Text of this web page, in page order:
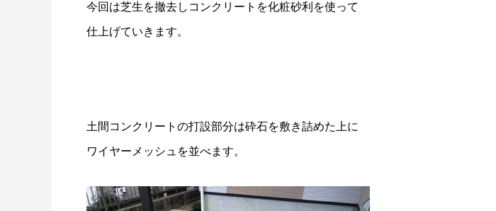
今回は芝生を撤去しコンクリートを化粧砂利を使って
仕上げていきます。
土間コンクリートの打設部分は砕石を敷き詰めた上に
ワイヤーメッシュを並べます。